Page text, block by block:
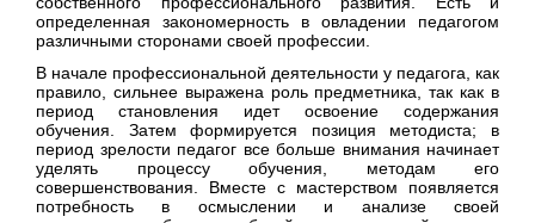
определенная закономерность в овладении педагогом
различными сторонами своей профессии.
В начале профессиональной деятельности у педагога, как
правило, сильнее выражена роль предметника, так как в
период становления идет освоение содержания
обучения. Затем формируется позиция методиста; в
период зрелости педагог все больше внимания начинает
уделять процессу обучения, методам его
совершенствования. Вместе с мастерством появляется
потребность в осмыслении и анализе своей